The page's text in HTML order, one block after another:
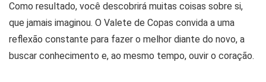
Como resultado, você descobrirá muitas coisas sobre si,
que jamais imaginou. O Valete de Copas convida a uma
reflexão constante para fazer o melhor diante do novo, a
buscar conhecimento e, ao mesmo tempo, ouvir o coração.